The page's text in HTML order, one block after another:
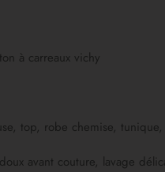
à carreaux vichy
top, robe chemise, tunique,
avant couture, lavage